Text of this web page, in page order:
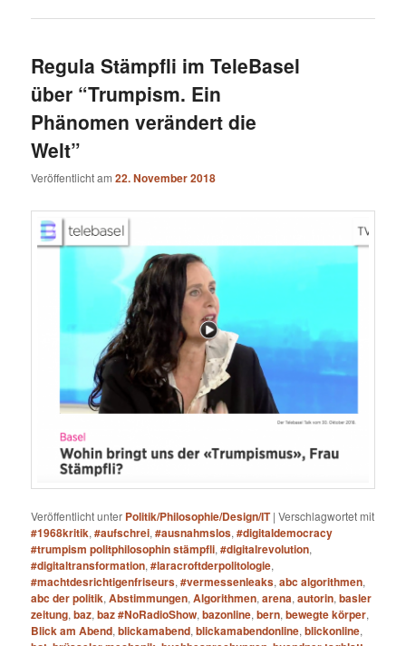
Regula Stämpfli im TeleBasel
über “Trumpism. Ein
Phänomen verändert die
Welt”
Veröffentlicht am22. November 2018
Veröffentlicht unter Politik/Philosophie/Design/IT |Verschlagwortet mit
#1968kritik,#aufschrei,#ausnahmslos,#digitaldemocracy
#trumpism politphilosophin stämpfli,#digitalrevolution,
#digitaltransformation,#laracroftderpolitologie,
#machtdesrichtigenfriseurs,#vermessenleaks,abc algorithmen,
abc der politik,Abstimmungen,Algorithmen,arena,autorin,basler
zeitung,baz,baz #NoRadioShow,bazonline,bern,bewegte körper,
Blick am Abend,blickamabend,blickamabendonline,blickonline,